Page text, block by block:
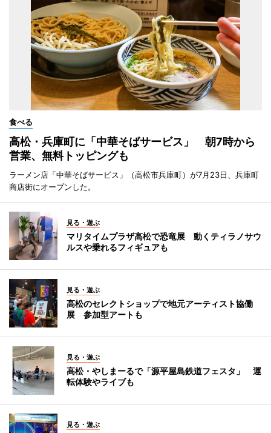
食べる
高松・兵庫町に「中華そばサービス」 朝7時から
営業、無料トッピングも
ラーメン店「中華そばサービス」（高松市兵庫町）が7月23日、兵庫町
商店街にオープンした。
見る・遊ぶ
マリタイムプラザ高松で恐竜展 動くティラノサウ
ルスや乗れるフィギュアも
見る・遊ぶ
高松のセレクトショップで地元アーティスト協働
展 参加型アートも
見る・遊ぶ
高松・やしまーるで「源平屋島鉄道フェスタ」 運
転体験やライブも
見る・遊ぶ